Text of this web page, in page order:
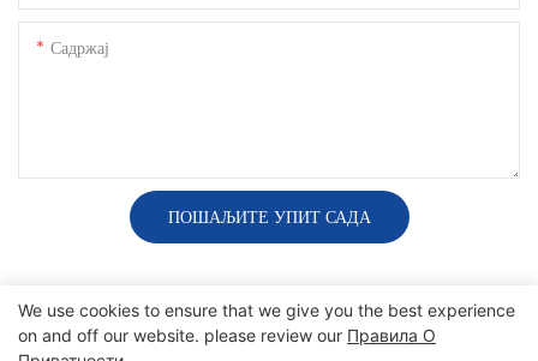
Садржај
ПОШАЉИТЕ УПИТ САДА
We use cookies to ensure that we give you the best experience
on and off our website. please review our Правила О